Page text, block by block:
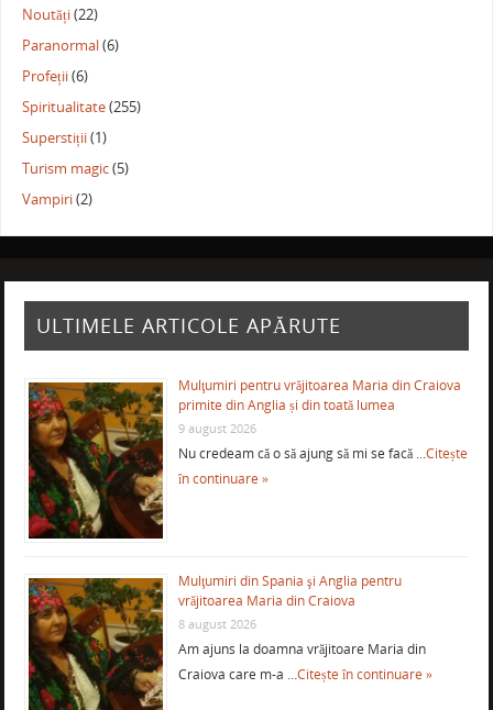
Noutăți(22)
Paranormal(6)
Profeții(6)
Spiritualitate(255)
Superstiții(1)
Turism magic(5)
Vampiri(2)
ULTIMELE ARTICOLE APĂRUTE
Mulţumiri pentru vrăjitoarea Maria din Craiova
primite din Anglia și din toată lumea
9 august 2026
Nu credeam că o să ajung să mi se facă …Citește
în continuare »
Mulţumiri din Spania şi Anglia pentru
vrăjitoarea Maria din Craiova
8 august 2026
Am ajuns la doamna vrăjitoare Maria din
Craiova care m-a …Citește în continuare »